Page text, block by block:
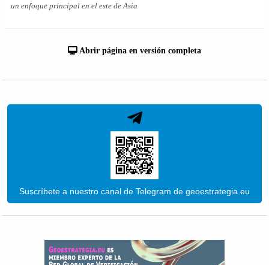
un enfoque principal en el este de Asia
Abrir página en versión completa
Suscríbete a nuestro canal de Telegram de geoestrategia.eu